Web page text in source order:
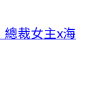
總裁女主x海